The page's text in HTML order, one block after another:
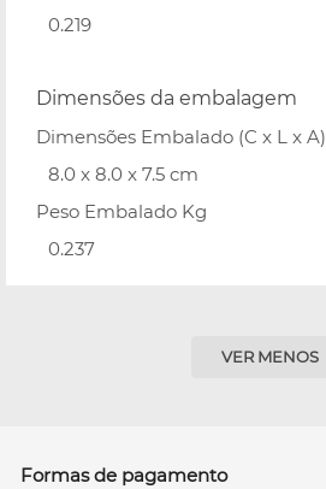
0.219
Dimensões da embalagem
Dimensões Embalado (C x L x A)
8.0 x 8.0 x 7.5 cm
Peso Embalado Kg
0.237
VER MENOS
Formas de pagamento